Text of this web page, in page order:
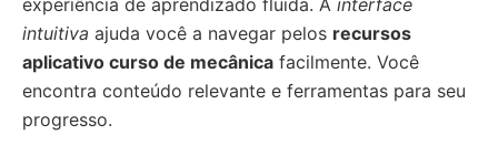
experiência de aprendizado fluida. A interface
intuitiva ajuda você a navegar pelos recursos
aplicativo curso de mecânica facilmente. Você
encontra conteúdo relevante e ferramentas para seu
progresso.